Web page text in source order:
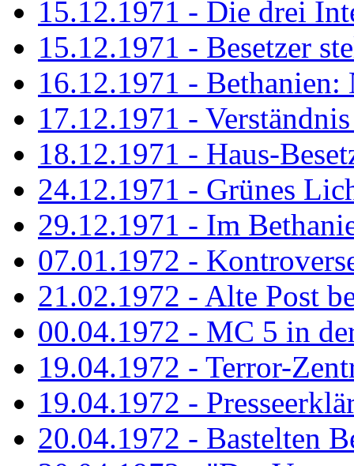
15.12.1971 - Die drei
15.12.1971 - Besetzer
16.12.1971 - Bethanien:
17.12.1971 -
18.12.1971 - Haus-
24.12.1971 - Grünes
29.12.1971 - Im
07.01.1972 -
21.02.1972 - Alte Post
00.04.1972 - MC 5 in
19.04.1972 - Terror-
19.04.1972 -
20.04.1972 - Bastelten